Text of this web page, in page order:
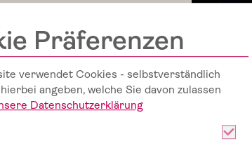
Präferenzen
verwendet Cookies - selbstverständlich
angeben, welche Sie davon zulassen
Datenschutzerklärung
M
ei
n
Li
e
bli
n
g:
S
o
n
n
e
n
g
e
k
üsst
T
o
m
at
e
n v
o
n
D
e
C
arl